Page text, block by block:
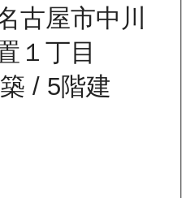
古屋市中川
１丁目
/ 5階建